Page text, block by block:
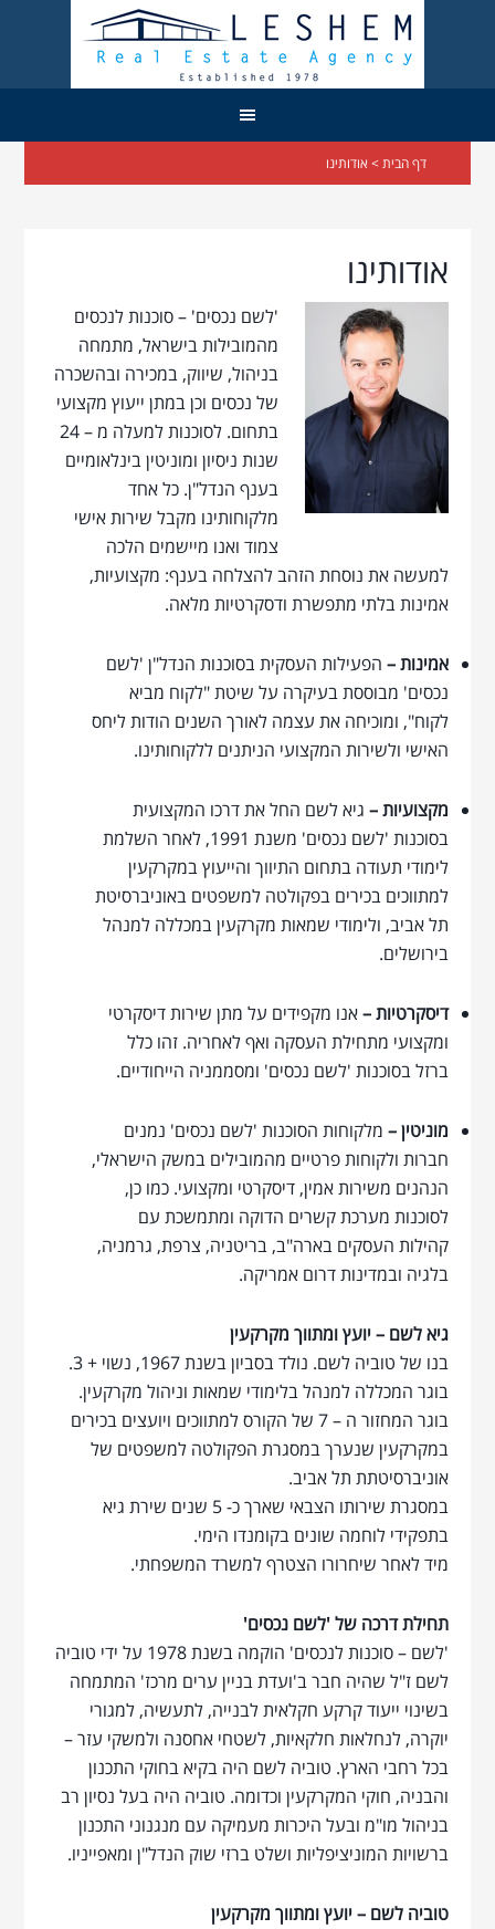
דף הבית> אודותינו
אודותינו
'לשם נכסים' – סוכנות לנכסים
מהמובילות בישראל, מתמחה
בניהול, שיווק, במכירה ובהשכרה
של נכסים וכן במתן ייעוץ מקצועי
בתחום. לסוכנות למעלה מ – 24
שנות ניסיון ומוניטין בינלאומיים
בענף הנדל"ן. כל אחד
מלקוחותינו מקבל שירות אישי
צמוד ואנו מיישמים הלכה
למעשה את נוסחת הזהב להצלחה בענף: מקצועיות,
אמינות בלתי מתפשרת ודסקרטיות מלאה.
אמינות – הפעילות העסקית בסוכנות הנדל"ן 'לשם
נכסים' מבוססת בעיקרה על שיטת "לקוח מביא
לקוח", ומוכיחה את עצמה לאורך השנים הודות ליחס
האישי ולשירות המקצועי הניתנים ללקוחותינו.
מקצועיות – גיא לשם החל את דרכו המקצועית
בסוכנות 'לשם נכסים' משנת 1991, לאחר השלמת
לימודי תעודה בתחום התיווך והייעוץ במקרקעין
למתווכים בכירים בפקולטה למשפטים באוניברסיטת
תל אביב, ולימודי שמאות מקרקעין במכללה למנהל
בירושלים.
דיסקרטיות –אנו מקפידים על מתן שירות דיסקרטי
ומקצועי מתחילת העסקה ואף לאחריה. זהו כלל
ברזל בסוכנות 'לשם נכסים' ומסממניה הייחודיים.
מוניטין – מלקוחות הסוכנות 'לשם נכסים' נמנים
חברות ולקוחות פרטיים מהמובילים במשק הישראלי,
הנהנים משירות אמין, דיסקרטי ומקצועי. כמו כן,
לסוכנות מערכת קשרים הדוקה ומתמשכת עם
קהילות העסקים בארה"ב, בריטניה, צרפת, גרמניה,
בלגיה ובמדינות דרום אמריקה.
גיא לשם – יועץ ומתווך מקרקעין
בנו של טוביה לשם. נולד בסביון בשנת 1967, נשוי + 3.
בוגר המכללה למנהל בלימודי שמאות וניהול מקרקעין.
בוגר המחזור ה – 7 של הקורס למתווכים ויועצים בכירים
במקרקעין שנערך במסגרת הפקולטה למשפטים של
אוניברסיטתת תל אביב.
במסגרת שירותו הצבאי שארך כ- 5 שנים שירת גיא
בתפקידי לוחמה שונים בקומנדו הימי.
מיד לאחר שיחרורו הצטרף למשרד המשפחתי.
תחילת דרכה של 'לשם נכסים'
'לשם – סוכנות לנכסים' הוקמה בשנת 1978 על ידי טוביה
לשם ז"ל שהיה חבר ב'ועדת בניין ערים מרכז' המתמחה
בשינוי ייעוד קרקע חקלאית לבנייה, לתעשיה, למגורי
יוקרה, לנחלאות חלקאיות, לשטחי אחסנה ולמשקי עזר –
בכל רחבי הארץ. טוביה לשם היה בקיא בחוקי התכנון
והבניה, חוקי המקרקעין וכדומה. טוביה היה בעל נסיון רב
בניהול מו"מ ובעל היכרות מעמיקה עם מנגנוני התכנון
ברשויות המוניציפליות ושלט ברזי שוק הנדל"ן ומאפייניו.
טוביה לשם – יועץ ומתווך מקרקעין